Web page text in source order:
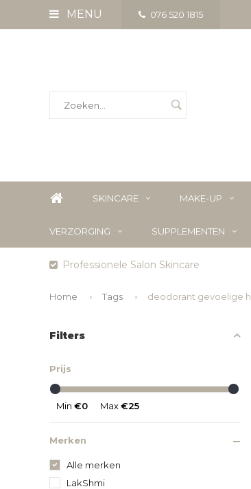
MENU 076 520 1815
SKINCARE MAKE-UP
VERZORGING SUPPLEMENTEN
Professionele Salon Skincare
Home Tags deodorant gevoelige
Filters
Prijs
Min €0 Max€25
Merken
Alle merken
LakShmi